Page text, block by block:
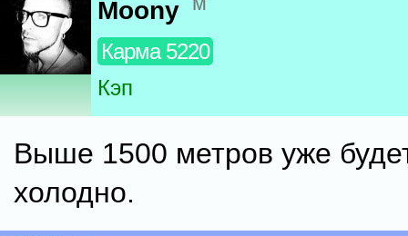
Moony
Карма 5220
Кэп
Выше 1500 метров уже
холодно.